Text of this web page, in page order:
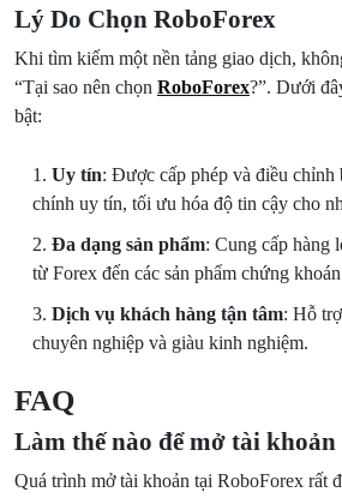
Lý Do Chọn RoboForex
Khi tìm kiếm một nền tảng giao dịch,
“Tại sao nên chọn RoboForex?”. Dưới
bật:
Uy tín: Được cấp phép và điều chỉnh
chính uy tín, tối ưu hóa độ tin cậy cho
Đa dạng sản phẩm: Cung cấp hàng
từ Forex đến các sản phẩm chứng
Dịch vụ khách hàng tận tâm: Hỗ
chuyên nghiệp và giàu kinh nghiệm.
FAQ
Làm thế nào để mở tài
Quá trình mở tài khoản tại RoboForex rất